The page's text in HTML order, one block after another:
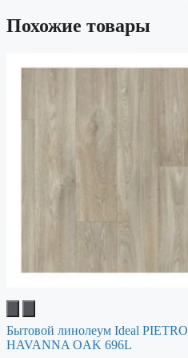
Похожие товары
Бытовой линолеум Ideal PIETRO
HAVANNA OAK 696L